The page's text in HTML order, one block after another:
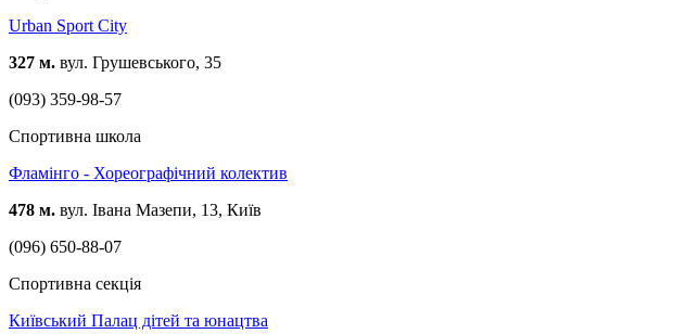
Urban Sport City
327 м. вул. Грушевського, 35
(093) 359-98-57
Спортивна школа
Фламінго - Хореографічний колектив
478 м. вул. Івана Мазепи, 13, Київ
(096) 650-88-07
Спортивна секція
Київський Палац дітей та юнацтва